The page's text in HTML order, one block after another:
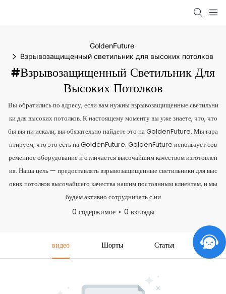
GoldenFuture
Взрывозащищенный светильник для высоких потолков
#Взрывозащищенный Светильник Для
Высоких Потолков
Вы обратились по адресу, если вам нужны взрывозащищенные светильни
ки для высоких потолков. К настоящему моменту вы уже знаете, что, что
бы вы ни искали, вы обязательно найдете это на GoldenFuture. Мы гара
нтируем, что это есть на GoldenFuture. GoldenFuture использует сов
ременное оборудование и отличается высочайшим качеством изготовлен
ия. Наша цель — предоставлять взрывозащищенные светильники для выс
оких потолков высочайшего качества нашим постоянным клиентам, и мы
будем активно сотрудничать с ни
0 содержимое 0 взгляды
видео Шорты Статья